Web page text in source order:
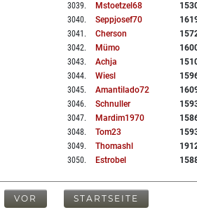
3039. Mstoetzel68
3040. Seppjosef70
3041 . Cherson
3042. Mümo
3043. Achja
3044. Wiesl
3045. Amantilado72
3046. Schnuller
3047. Mardim1970
3048. Tom23
3049. Thomashl
3050. Estrobel
VOR STARTSEITE